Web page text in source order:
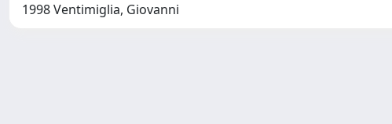
1998 Ventimiglia, Giovanni